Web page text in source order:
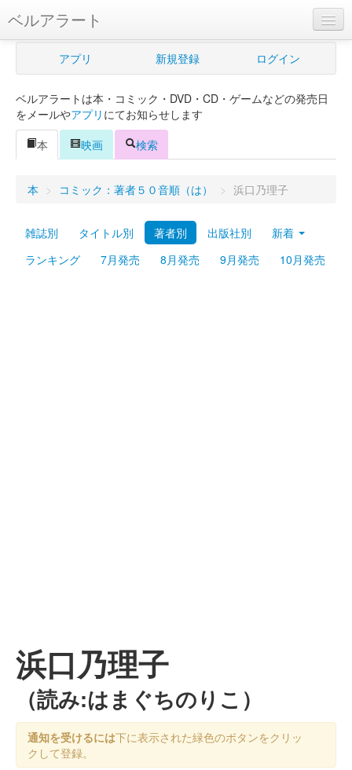
ベルアラート
ベルアラートとは
新規登録
ログイン
Myシェルフ
プレミアム
アプリ 新規登録 ログイン
ベルアラートは本・コミック・DVD・CD・ゲームなどの発売日
をメールやアプリ にてお知らせします
本
映画 検索
本 > コミック：著者５０音順（は） > 浜口乃理子
雑誌別 タイトル別 著者別 出版社別
新着
ランキング
7月発売 8月発売 9月発売 10月発売
浜口乃理子
（読み:はまぐちのりこ）
通知を受けるには下に表示された緑色のボタンをクリッ
クして登録。